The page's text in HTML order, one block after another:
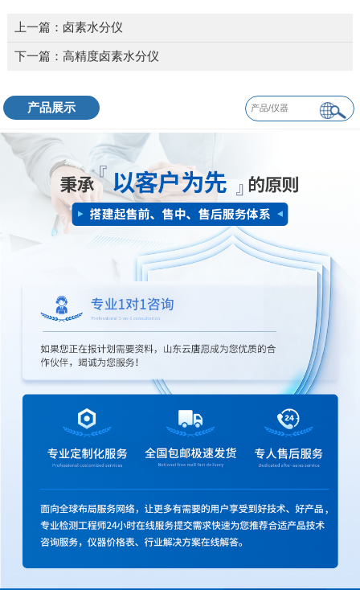
上一篇： 卤素水分仪
下一篇： 高精度卤素水分仪
产品展示